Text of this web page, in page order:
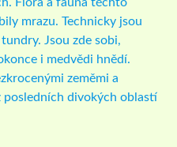
mrazu. Technicky jsou
Jsou zde sobi,
i medvědi hnědí.
zeměmi a
posledních divokých oblastí